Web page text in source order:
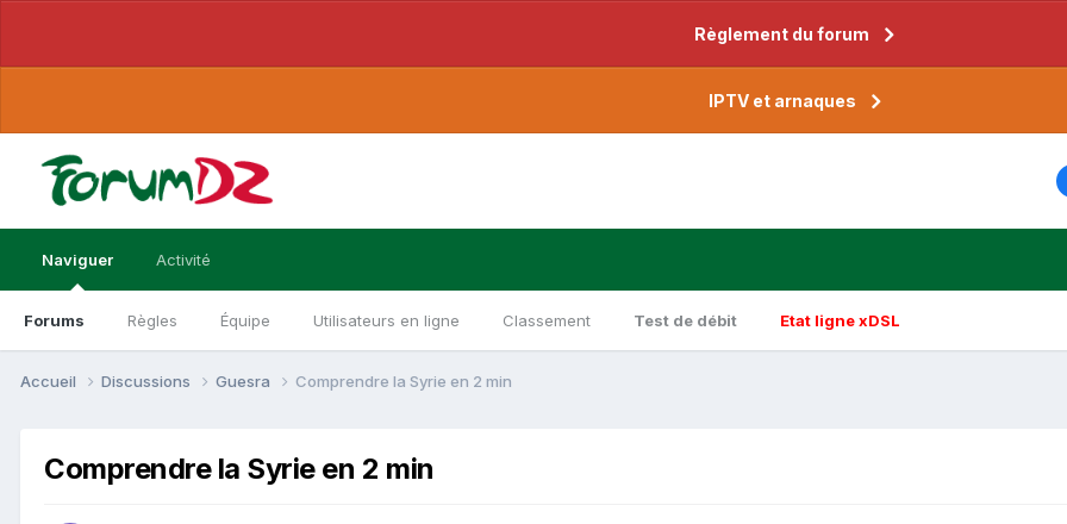
Règlement du forum
IPTV et arnaques
Naviguer
Forums Règles Équipe Utilisateurs en ligne Classement Test de débit Etat ligne xDSL
Activité
Accueil Discussions Guesra Comprendre la Syrie en 2 min
Comprendre la Syrie en 2 min